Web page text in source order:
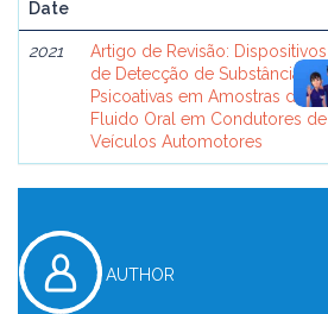
Date
2021
Artigo de Revisão: Dispositivos
de Detecção de Substâncias
Psicoativas em Amostras de
Fluido Oral em Condutores de
Veículos Automotores
AUTHOR